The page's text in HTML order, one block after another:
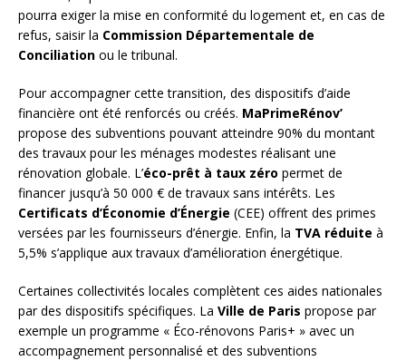
pourra exiger la mise en conformité du logement et, en cas de
refus, saisir la Commission Départementale de
Conciliation ou le tribunal.
Pour accompagner cette transition, des dispositifs d’aide
financière ont été renforcés ou créés. MaPrimeRénov’
propose des subventions pouvant atteindre 90% du montant
des travaux pour les ménages modestes réalisant une
rénovation globale. L’éco-prêt à taux zéro permet de
financer jusqu’à 50 000 € de travaux sans intérêts. Les
Certificats d’Économie d’Énergie (CEE) offrent des primes
versées par les fournisseurs d’énergie. Enfin, la TVA réduite à
5,5% s’applique aux travaux d’amélioration énergétique.
Certaines collectivités locales complètent ces aides nationales
par des dispositifs spécifiques. La Ville de Paris propose par
exemple un programme « Éco-rénovons Paris+ » avec un
accompagnement personnalisé et des subventions